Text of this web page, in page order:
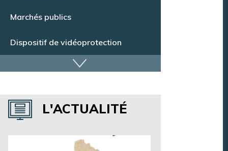
Marchés publics
Dispositif de vidéoprotection
Annuaire des services
Annuaire des associations
Argentan Aujourd’hui
L'ACTUALITÉ